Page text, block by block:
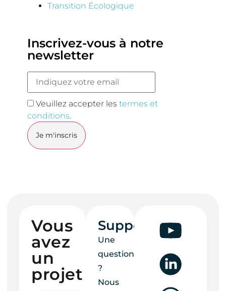
Transition Écologique
Inscrivez-vous à notre
newsletter
Veuillez accepter lestermes et
conditions.
Vous
avez
un
projet ?
Support
Une
question
?
Nous